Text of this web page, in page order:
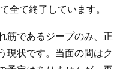
全て終了しています。
筋であるジープのみ、正
現状です。当面の間はク